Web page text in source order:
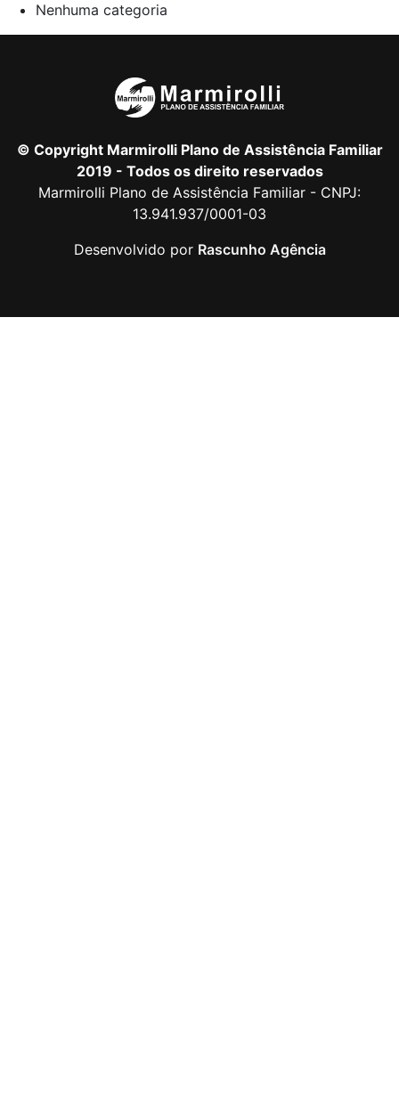
Nenhuma categoria
© Copyright Marmirolli Plano de Assistência Familiar
2019 - Todos os direito reservados
Marmirolli Plano de Assistência Familiar - CNPJ:
13.941.937/0001-03
Desenvolvido por Rascunho Agência